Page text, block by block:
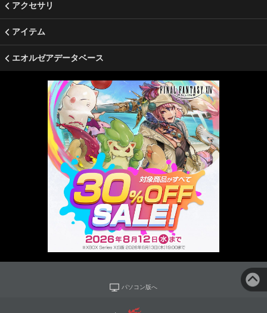
アクセサリ
アイテム
エオルゼアデータベース
パソコン版へ